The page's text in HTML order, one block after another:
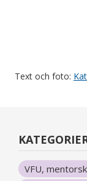
Text och foto:
VFU,